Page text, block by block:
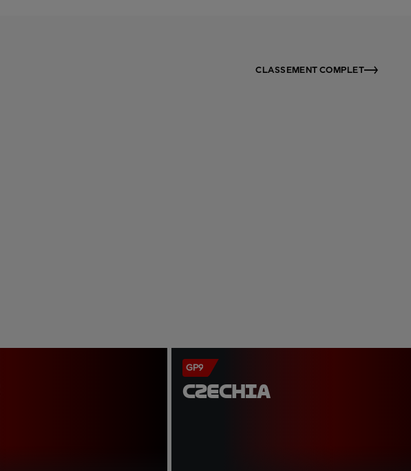
CLASSEMENT COMPLET
GP9
CZECHIA